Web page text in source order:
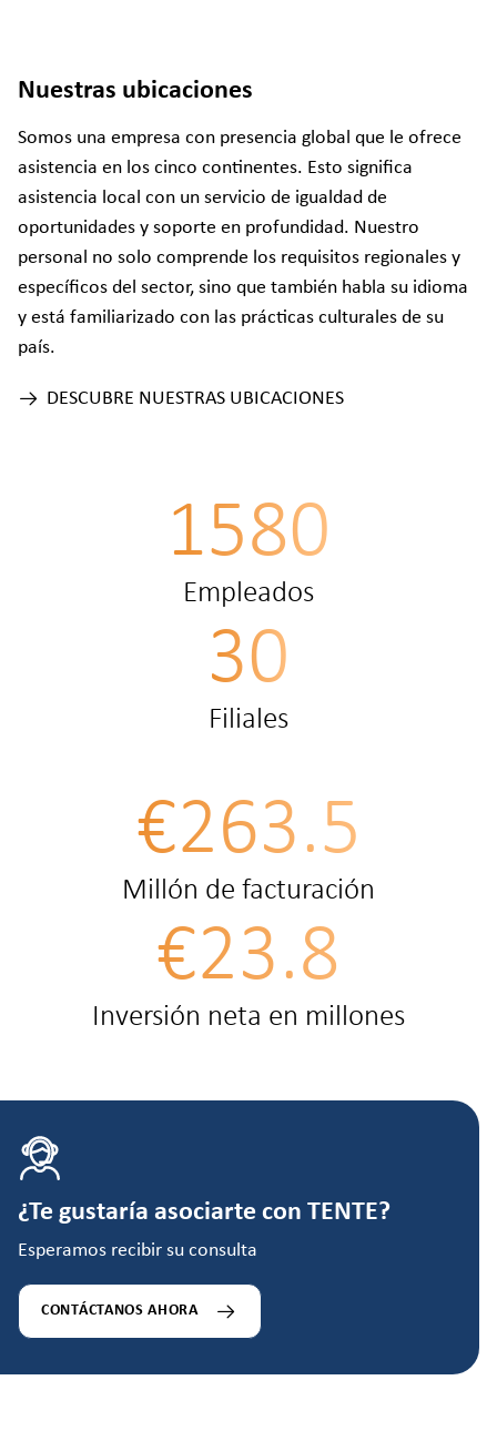
Nuestras ubicaciones
Somos una empresa con presencia global que le ofrece
asistencia en los cinco continentes. Esto significa
asistencia local con un servicio de igualdad de
oportunidades y soporte en profundidad. Nuestro
personal no solo comprende los requisitos regionales y
específicos del sector, sino que también habla su idioma
y está familiarizado con las prácticas culturales de su
país.
DESCUBRE NUESTRAS UBICACIONES
1580
Empleados
30
Filiales
€263.5
Millón de facturación
€23.8
Inversión neta en millones
¿Te gustaría asociarte con TENTE?
Esperamos recibir su consulta
CONTÁCTANOS AHORA